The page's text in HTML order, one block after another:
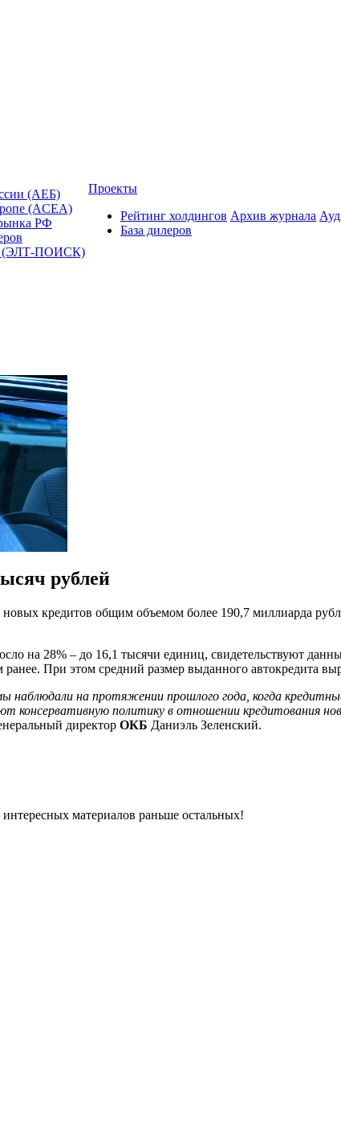
(АЕБ)
(ACEA)
РФ
(ЭЛТ-ПОИСК)
Проекты
Рейтинг холдингов
База дилеров
Архив журнала
рублей
кредитов общим объемом более 190,7 миллиарда
на 28% – до 16,1 тысячи единиц, свидетельствуют
При этом средний размер выданного автокредита
на протяжении прошлого года, когда
консервативную политику в отношении кредитования
директор ОКБ Даниэль Зеленский.
материалов раньше остальных!